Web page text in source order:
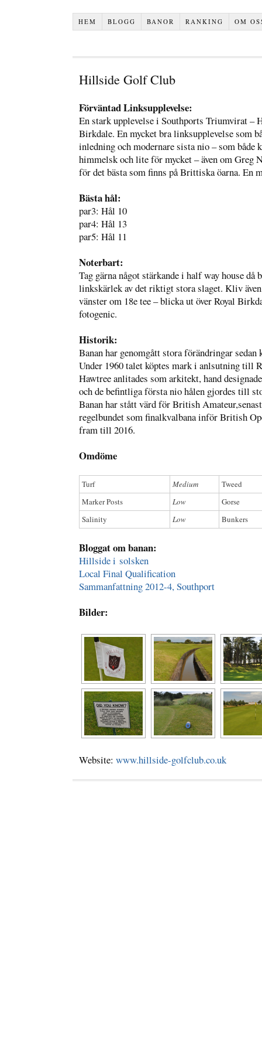
HEM BLOGG BANOR RANKING OM
Hillside Golf Club
Förväntad Linksupplevelse:
En stark upplevelse i Southports Triumvirat –
Birkdale. En mycket bra linksupplevelse som
inledning och modernare sista nio – som både
himmelsk och lite för mycket – även om Greg
för det bästa som finns på Brittiska öarna. En
Bästa hål:
par3: Hål 10
par4: Hål 13
par5: Hål 11
Noterbart:
Tag gärna något stärkande i half way house då
linkskärlek av det riktigt stora slaget. Kliv
vänster om 18e tee – blicka ut över Royal
fotogenic.
Historik:
Banan har genomgått stora förändringar sedan
Under 1960 talet köptes mark i anlsutning till
Hawtree anlitades som arkitekt, hand
och de befintliga första nio hålen gjordes till
Banan har stått värd för British
regelbundet som finalkvalbana inför British
fram till 2016.
Omdöme
Turf Medium
Tweed
Marker Posts
Low
Gorse
Salinity
Low Bunkers
Bloggat om banan:
Hillside i solsken
Local Final Qualification
Sammanfattning 2012-4, Southport
Bilder:
Website: www.hillside-golfclub.co.uk